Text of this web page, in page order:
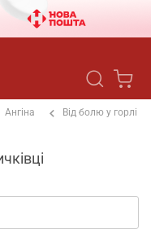
Ангіна Від болю у горлі